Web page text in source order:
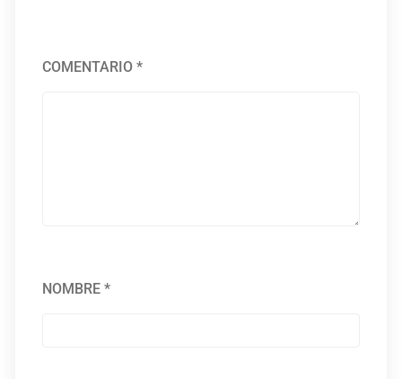
COMENTARIO*
NOMBRE*